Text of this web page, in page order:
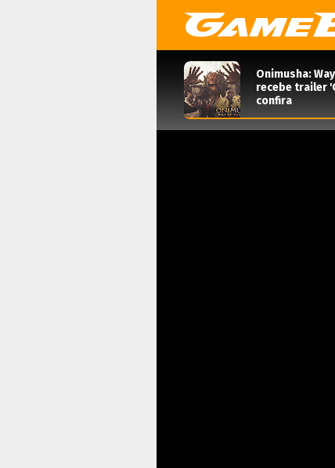
Onimusha:
recebe trailer
confira